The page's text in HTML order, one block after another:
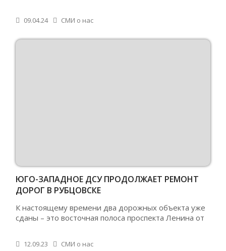
09.04.24 СМИ о нас
ЮГО-ЗАПАДНОЕ ДСУ ПРОДОЛЖАЕТ РЕМОНТ
ДОРОГ В РУБЦОВСКЕ
К настоящему времени два дорожных объекта уже
сданы – это восточная полоса проспекта Ленина от
12.09.23 СМИ о нас